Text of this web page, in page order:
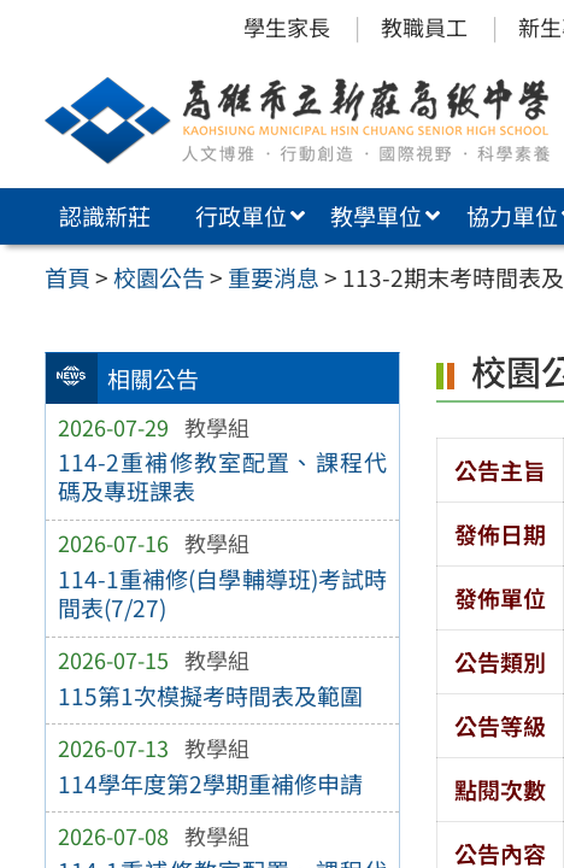
內
學生家長 教職員工 新
認識新莊 行政單位 教學單位 協力單位
首頁>校園公告> 重要消息> 113-2期末考時間表
相關公告
2026-07-29 教學組
114-2重補修教室配置、課程代
碼及專班課表
2026-07-16 教學組
114-1重補修(自學輔導班)考試時
間表(7/27)
2026-07-15 教學組
115第1次模擬考時間表及範圍
2026-07-13 教學組
114學年度第2學期重補修申請
2026-07-08 教學組
校園
公告主旨
發佈日期
發佈單位
公告類別
公告等級
點閱次數
公告內容